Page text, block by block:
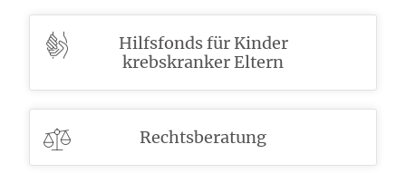
Hilfsfonds für Kinder
krebskranker Eltern
Rechtsberatung